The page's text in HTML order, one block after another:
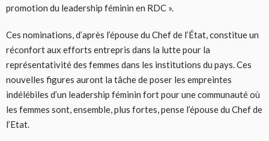
promotion du leadership féminin en RDC ».
Ces nominations, d’après l’épouse du Chef de l’État, constitue un
réconfort aux efforts entrepris dans la lutte pour la
représentativité des femmes dans les institutions du pays. Ces
nouvelles figures auront la tâche de poser les empreintes
indélébiles d’un leadership féminin fort pour une communauté où
les femmes sont, ensemble, plus fortes, pense l’épouse du Chef de
l’Etat.